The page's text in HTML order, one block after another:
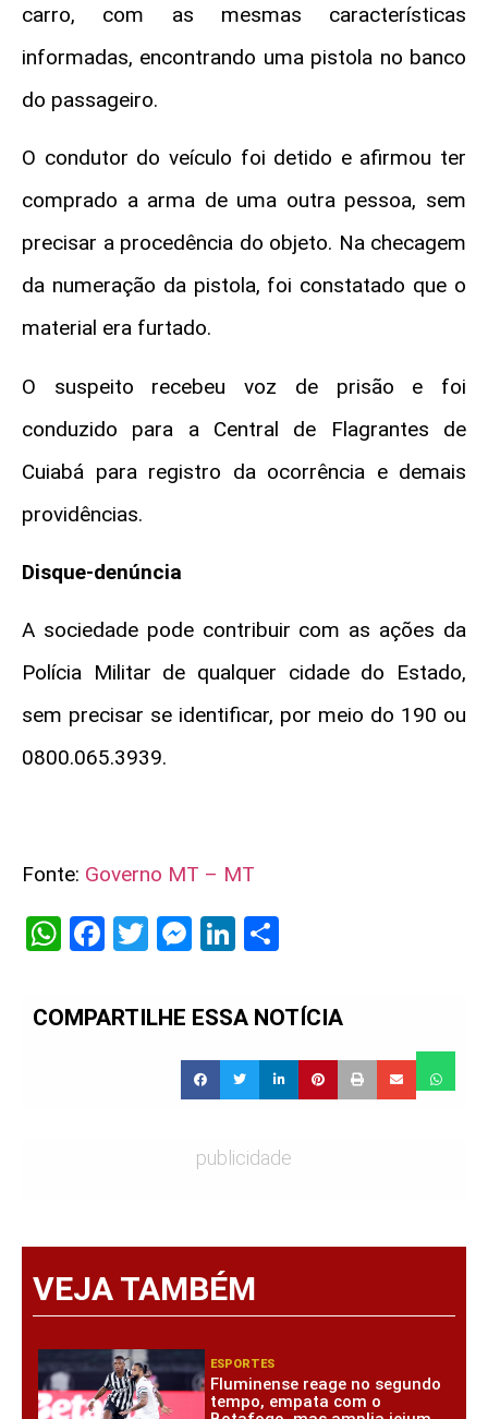
carro, com as mesmas características
informadas, encontrando uma pistola no banco
do passageiro.
O condutor do veículo foi detido e afirmou ter
comprado a arma de uma outra pessoa, sem
precisar a procedência do objeto. Na checagem
da numeração da pistola, foi constatado que o
material era furtado.
O suspeito recebeu voz de prisão e foi
conduzido para a Central de Flagrantes de
Cuiabá para registro da ocorrência e demais
providências.
Disque-denúncia
A sociedade pode contribuir com as ações da
Polícia Militar de qualquer cidade do Estado,
sem precisar se identificar, por meio do 190 ou
0800.065.3939.
Fonte: Governo MT – MT
WhatsApp
Facebook
Twitter
Messenger
LinkedIn
COMPARTILHE ESSA NOTÍCIA
publicidade
VEJA TAMBÉM
ESPORTES
Fluminense reage no segundo
tempo, empata com o